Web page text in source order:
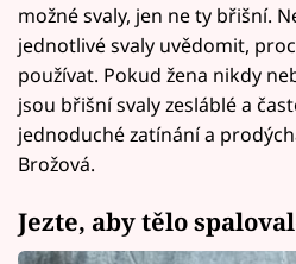
možné svaly, jen ne ty břišní.
jednotlivé svaly uvědomit,
používat. Pokud žena nikdy
jsou břišní svaly zesláblé a
jednoduché zatínání a
Brožová.
Jezte, aby tělo